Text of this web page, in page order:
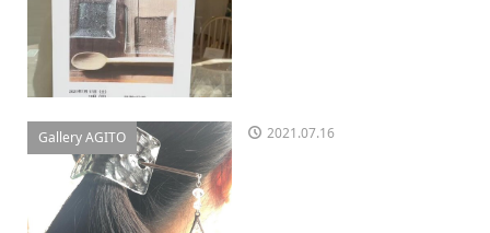
Gallery AGITO 2021.07.16